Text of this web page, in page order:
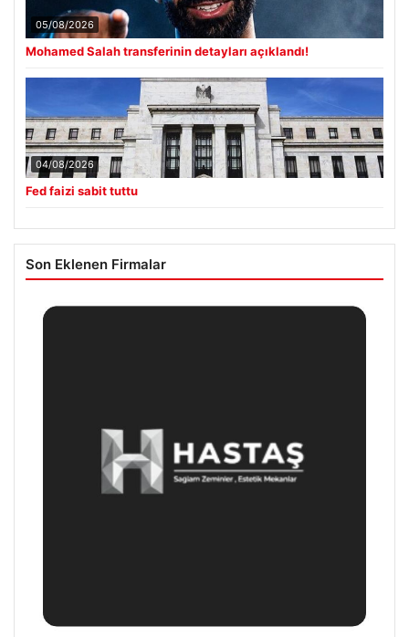
05/08/2026
Mohamed Salah transferinin detayları açıklandı!
04/08/2026
Fed faizi sabit tuttu
Son Eklenen Firmalar